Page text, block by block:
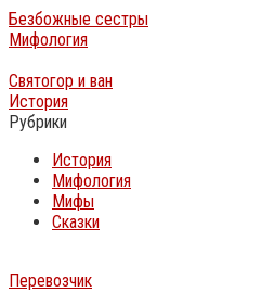
Безбожные сестры
Мифология
Святогор и ван
История
Рубрики
История
Мифология
Мифы
Сказки
Перевозчик